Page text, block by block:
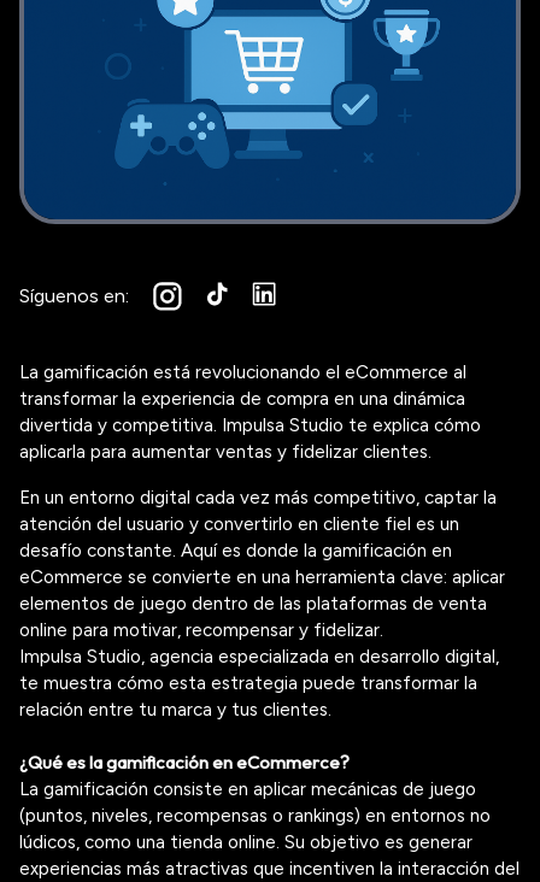
Síguenos en:
La gamificación está revolucionando el eCommerce al
transformar la experiencia de compra en una dinámica
divertida y competitiva. Impulsa Studio te explica cómo
aplicarla para aumentar ventas y fidelizar clientes.
En un entorno digital cada vez más competitivo, captar la
atención del usuario y convertirlo en cliente fiel es un
desafío constante. Aquí es donde la gamificación en
eCommerce se convierte en una herramienta clave: aplicar
elementos de juego dentro de las plataformas de venta
online para motivar, recompensar y fidelizar.
Impulsa Studio, agencia especializada en desarrollo digital,
te muestra cómo esta estrategia puede transformar la
relación entre tu marca y tus clientes.
¿Qué es la gamificación eneCommerce?
La gamificación consiste en aplicar mecánicas de juego
(puntos, niveles, recompensas o rankings) en entornos no
lúdicos, como una tienda online. Su objetivo es generar
experiencias más atractivas que incentiven la interacción del